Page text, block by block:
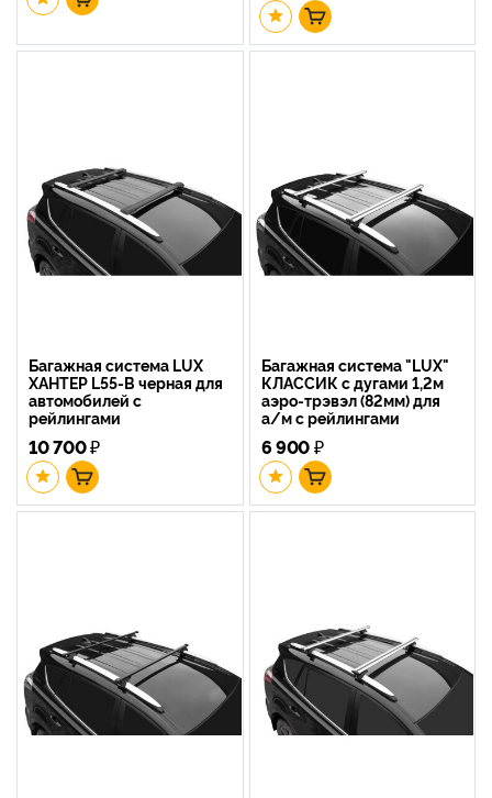
Багажная система LUX
ХАНТЕР L55-B черная для
автомобилей с
рейлингами
10 700₽
Багажная система "LUX"
КЛАССИК с дугами 1,2м
аэро-трэвэл (82мм) для
а/м с рейлингами
6 900₽